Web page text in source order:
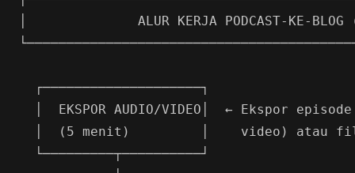
│              ALUR KERJA PODCAST-KE-
  ┌────────────────────┐
│  EKSPOR AUDIO/VIDEO│  ← Ekspor
│  (5 menit)         │    video) atau
  └─────────┬──────────┘